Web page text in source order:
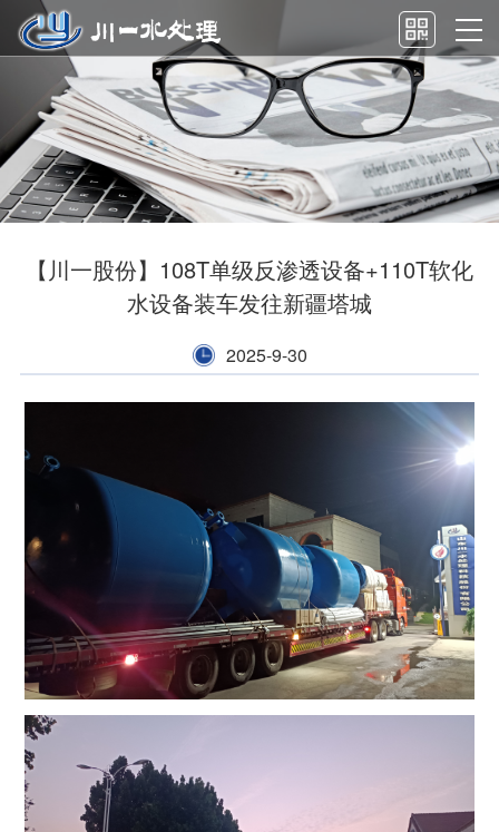
【川一股份】108T单级反渗透设备+110T软化
水设备装车发往新疆塔城
2025-9-30